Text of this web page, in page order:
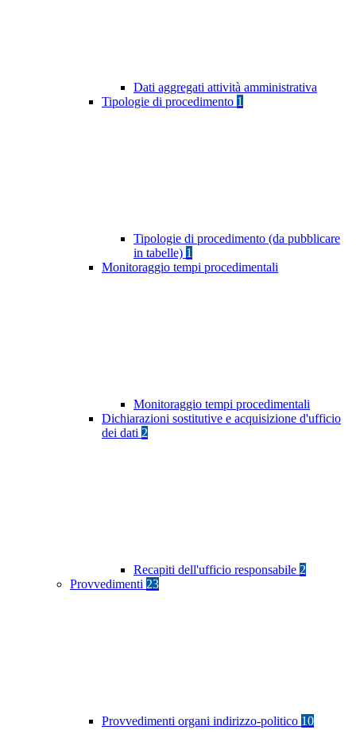
Dati aggregati attività amministrativa
Tipologie di procedimento 1
Tipologie di procedimento (da pubblicare
in tabelle) 1
Monitoraggio tempi procedimentali
Monitoraggio tempi procedimentali
Dichiarazioni sostitutive e acquisizione d'ufficio
dei dati 2
Recapiti dell'ufficio responsabile 2
Provvedimenti 23
Provvedimenti organi indirizzo-politico 10